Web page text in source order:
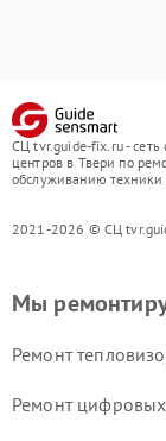
СЦ tvr.guide-fix.ru - сеть
центров в Твери по
обслуживанию техники
2021-2026 © СЦ
Мы
Ремонт
Ремонт